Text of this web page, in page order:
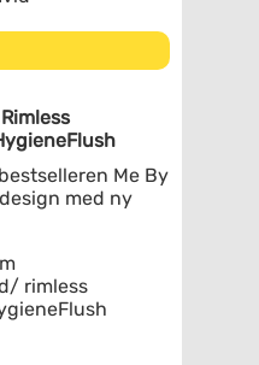
Me By
med ny
rimless